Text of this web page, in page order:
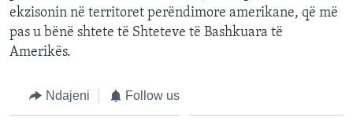
ekzisonin në territoret perëndimore amerikane, që më
pas u bënë shtete të Shteteve të Bashkuara të
Amerikës.
Ndajeni Follow us